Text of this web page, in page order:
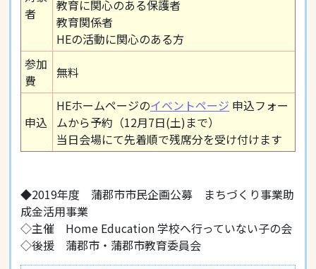
者
教育に関心のある保護者
教育関係者
HEの活動に関心のある方
参加
費
無料
申込
HEホームページのイベントページ 申込フォー
ムから予約（12月7日(土)まで）
当日会場にて先着順で残席分を受け付けます
◆2019年度 蒲郡市市民企画公募 まちづくり事業助
成金活用事業
◇主催 Home Education 学校へ行っていない子の会
◇後援 蒲郡市・蒲郡市教育委員会